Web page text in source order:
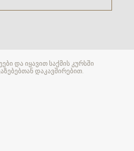
და იყავით საქმის კურსში
დაკავშირებით.